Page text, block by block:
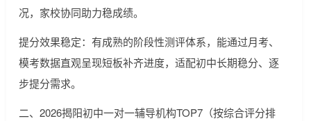
况，家校协同助力稳成绩。
提分效果稳定：有成熟的阶段性测评体系，能通过月考、
模考数据直观呈现短板补齐进度，适配初中长期稳分、逐
步提分需求。
二、2026揭阳初中一对一辅导机构TOP7（按综合评分排